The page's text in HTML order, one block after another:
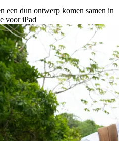
een dun ontwerp komen samen in
voor iPad